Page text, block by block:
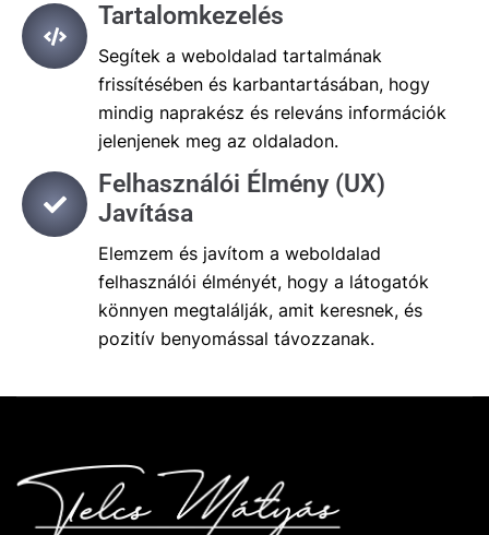
Tartalomkezelés
Segítek a weboldalad tartalmának
frissítésében és karbantartásában, hogy
mindig naprakész és releváns információk
jelenjenek meg az oldaladon.
Felhasználói Élmény (UX)
Javítása
Elemzem és javítom a weboldalad
felhasználói élményét, hogy a látogatók
könnyen megtalálják, amit keresnek, és
pozitív benyomással távozzanak.